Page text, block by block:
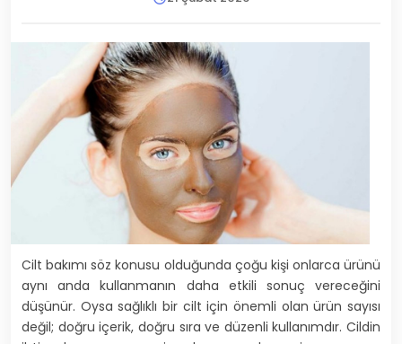
Cilt bakımı söz konusu olduğunda çoğu kişi onlarca ürünü
aynı anda kullanmanın daha etkili sonuç vereceğini
düşünür. Oysa sağlıklı bir cilt için önemli olan ürün sayısı
değil; doğru içerik, doğru sıra ve düzenli kullanımdır. Cildin